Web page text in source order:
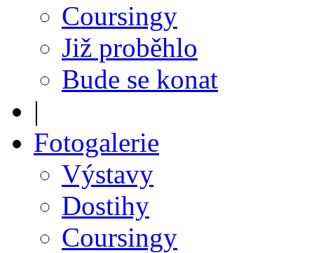
Coursingy
Již proběhlo
Bude se konat
|
Fotogalerie
Výstavy
Dostihy
Coursingy